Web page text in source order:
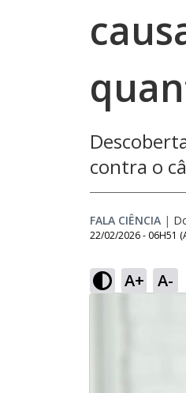
contra o
FALA CIÊNCIA |
22/02/2026 - 06H51
A+ A-